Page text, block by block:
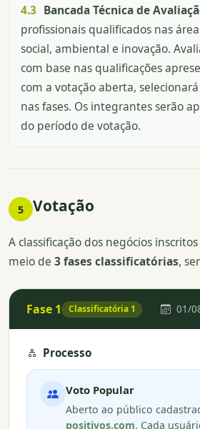
4.3 Bancada Técnica de
profissionais qualificados nas
social, ambiental e inovação.
com base nas qualificações
com a votação aberta,
nas fases. Os integrantes serão
do período de votação.
5 Votação
A classificação dos negócios
meio de 3 fases classificatórias,
Fase 1 Classificatória 1 01/
Processo
Voto Popular
Aberto ao público
positivos.com. Cada